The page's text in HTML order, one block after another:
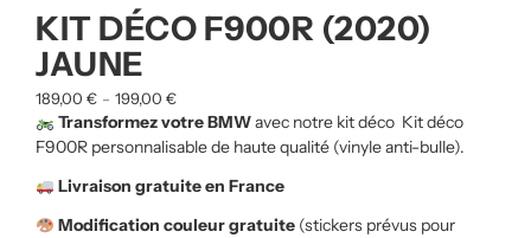
KIT DÉCO F900R (2020)
JAUNE
189,00 € – 199,00 €
Transformez votre BMWavec notre kit déco Kit déco
F900R personnalisable de haute qualité (vinyle anti-bulle).
Livraison gratuite en France
Modification couleur gratuite (stickers prévus pour